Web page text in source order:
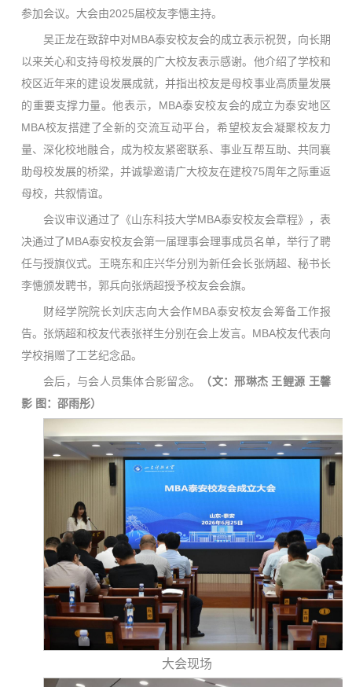
参加会议。大会由2025届校友李憓主持。
吴正龙在致辞中对MBA泰安校友会的成立表示祝贺，向长期
以来关心和支持母校发展的广大校友表示感谢。他介绍了学校和
校区近年来的建设发展成就，并指出校友是母校事业高质量发展
的重要支撑力量。他表示，MBA泰安校友会的成立为泰安地区
MBA校友搭建了全新的交流互动平台，希望校友会凝聚校友力
量、深化校地融合，成为校友紧密联系、事业互帮互助、共同襄
助母校发展的桥梁，并诚挚邀请广大校友在建校75周年之际重返
母校，共叙情谊。
会议审议通过了《山东科技大学MBA泰安校友会章程》，表
决通过了MBA泰安校友会第一届理事会理事成员名单，举行了聘
任与授旗仪式。王晓东和庄兴华分别为新任会长张炳超、秘书长
李憓颁发聘书，郭兵向张炳超授予校友会会旗。
财经学院院长刘庆志向大会作MBA泰安校友会筹备工作报
告。张炳超和校友代表张祥生分别在会上发言。MBA校友代表向
学校捐赠了工艺纪念品。
会后，与会人员集体合影留念。
（文：邢琳杰 王鲤源 王馨
影 图：邵雨彤）
大会现场